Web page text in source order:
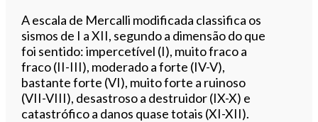
A escala de Mercalli modificada classifica os
sismos de I a XII, segundo a dimensão do que
foi sentido: impercetível (I), muito fraco a
fraco (II-III), moderado a forte (IV-V),
bastante forte (VI), muito forte a ruinoso
(VII-VIII), desastroso a destruidor (IX-X) e
catastrófico a danos quase totais (XI-XII).